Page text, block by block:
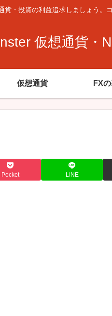
貨・投資の利益追求しましょう。
仮想通貨・
仮想通貨 FX
Pocket LINE